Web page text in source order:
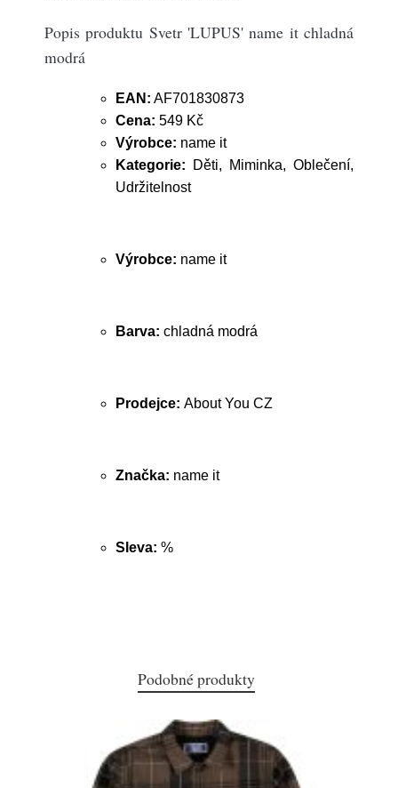
Popis produktu Svetr 'LUPUS' name it chladná
modrá
EAN: AF701830873
Cena: 549 Kč
Výrobce: name it
Kategorie: Děti, Miminka, Oblečení,
Udržitelnost
Výrobce: name it
Barva: chladná modrá
Prodejce: About You CZ
Značka: name it
Sleva: %
Podobné produkty